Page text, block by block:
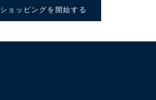
ショッピングを開始する